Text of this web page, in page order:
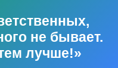
не бывает.
лучше!»